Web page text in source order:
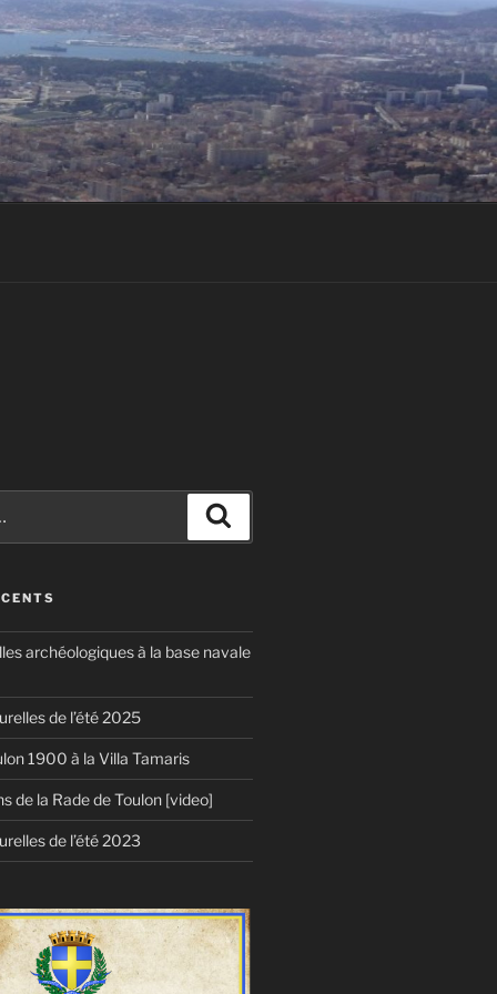
archéologiques à la base navale
de l’été 2025
1900 à la Villa Tamaris
de la Rade de Toulon [video]
de l’été 2023